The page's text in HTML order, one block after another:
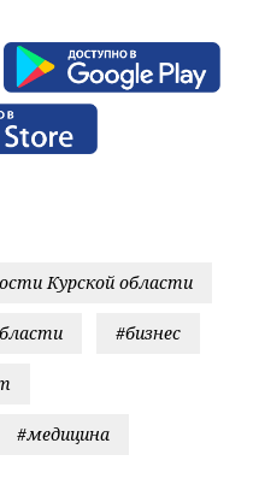
Курской области
#бизнес
#медицина